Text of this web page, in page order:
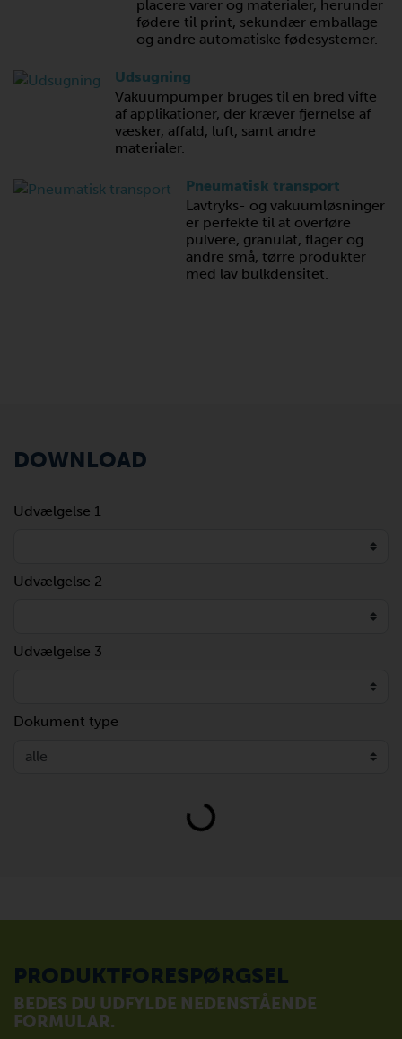
placere varer og materialer, herunder
fødere til print, sekundær emballage
og andre automatiske fødesystemer.
Udsugning
Vakuumpumper bruges til en bred vifte
af applikationer, der kræver fjernelse af
væsker, affald, luft, samt andre
materialer.
Pneumatisk transport
Lavtryks- og vakuumløsninger
er perfekte til at overføre
pulvere, granulat, flager og
andre små, tørre produkter
med lav bulkdensitet.
DOWNLOAD
Udvælgelse 1
Udvælgelse 2
Udvælgelse 3
Dokument type
Loading...
PRODUKTFORESPØRGSEL
BEDES DU UDFYLDE NEDENSTÅENDE
FORMULAR.